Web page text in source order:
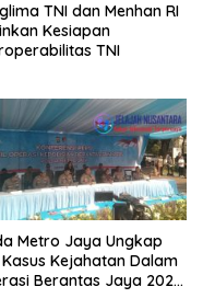
TNI dan Menhan RI
Kesiapan
TNI
Metro Jaya Ungkap
Kejahatan Dalam
Berantas Jaya 2026,